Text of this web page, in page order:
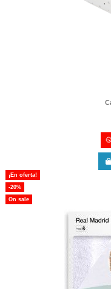
¡En oferta!
-20%
On sale